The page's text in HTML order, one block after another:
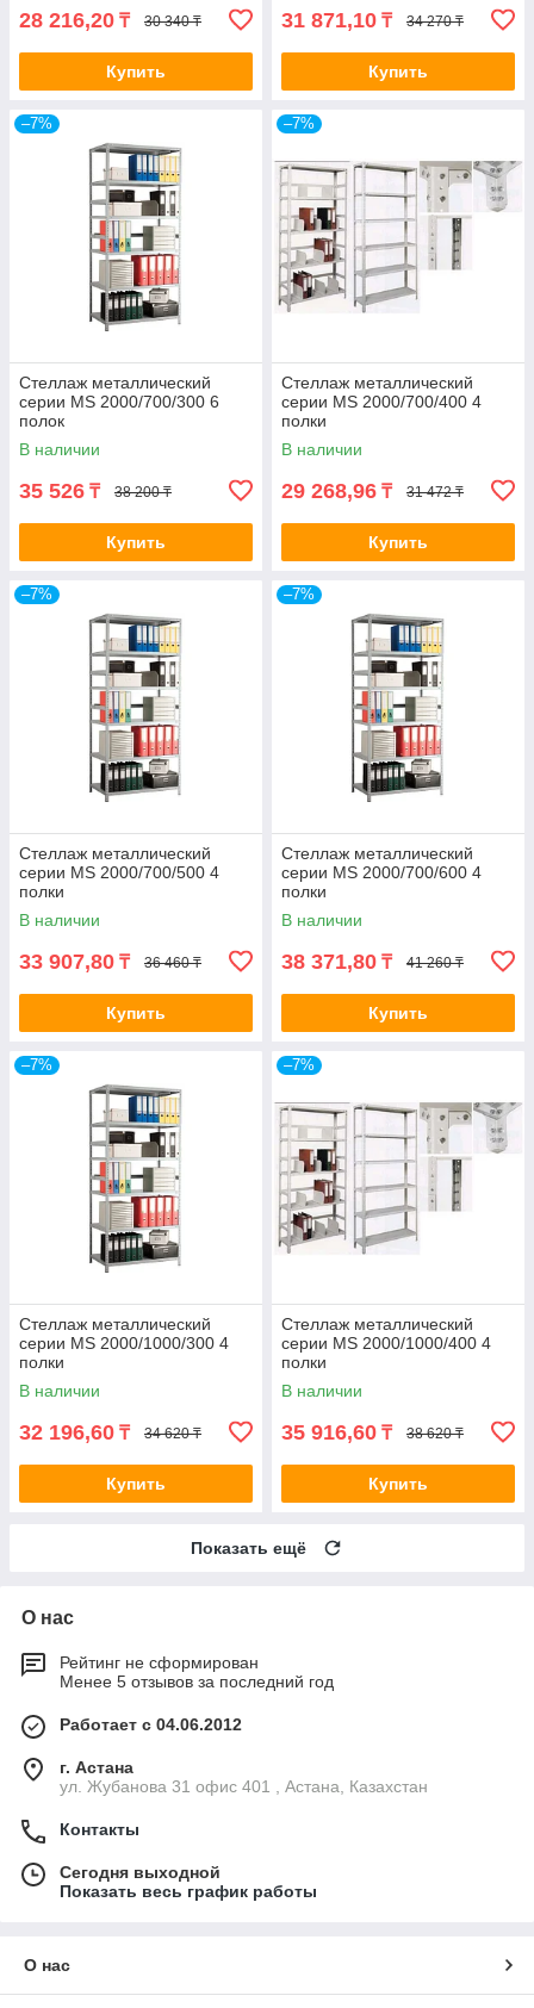
28 216,20 ₸ 30 340 ₸
Купить
31 871,10 ₸ 34 270 ₸
Купить
–7%
Стеллаж металлический
серии MS 2000/700/300 6
полок
В наличии
35 526 ₸ 38 200 ₸
Купить
–7%
Стеллаж металлический
серии MS 2000/700/400 4
полки
В наличии
29 268,96 ₸ 31 472 ₸
Купить
–7%
Стеллаж металлический
серии MS 2000/700/500 4
полки
В наличии
33 907,80 ₸ 36 460 ₸
Купить
–7%
Стеллаж металлический
серии MS 2000/700/600 4
полки
В наличии
38 371,80 ₸ 41 260 ₸
Купить
–7%
Стеллаж металлический
серии MS 2000/1000/300 4
полки
В наличии
32 196,60 ₸ 34 620 ₸
Купить
–7%
Стеллаж металлический
серии MS 2000/1000/400 4
полки
В наличии
35 916,60 ₸ 38 620 ₸
Купить
Показать ещё
О нас
Рейтинг не сформирован
Менее 5 отзывов за последний год
Работает с 04.06.2012
г. Астана
ул. Жубанова 31 офис 401 , Астана, Казахстан
Контакты
Сегодня выходной
Показать весь график работы
О нас